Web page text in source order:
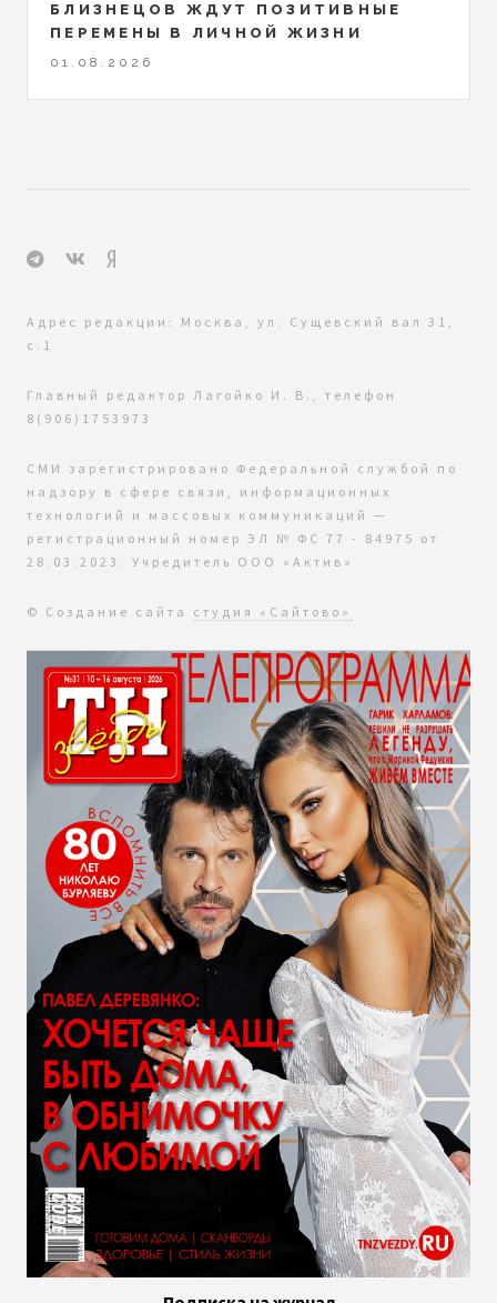
БЛИЗНЕЦОВ ЖДУТ ПОЗИТИВНЫЕ
ПЕРЕМЕНЫ В ЛИЧНОЙ ЖИЗНИ
01.08.2026
Адрес редакции: Москва, ул. Сущевский вал 31,
с.1
Главный редактор Лагойко И. В., телефон
8(906)1753973
СМИ зарегистрировано Федеральной службой по
надзору в сфере связи, информационных
технологий и массовых коммуникаций —
регистрационный номер ЭЛ № ФС 77 - 84975 от
28.03.2023. Учредитель ООО «Актив»
© Создание сайта студия «Сайтово»